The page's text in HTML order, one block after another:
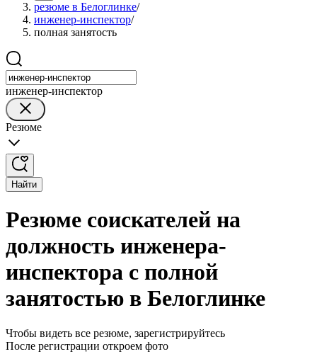
резюме в Белоглинке/
инженер-инспектор/
полная занятость
инженер-инспектор
Резюме
Найти
Резюме соискателей на
должность инженера-
инспектора с полной
занятостью в Белоглинке
Чтобы видеть все резюме, зарегистрируйтесь
После регистрации откроем фото